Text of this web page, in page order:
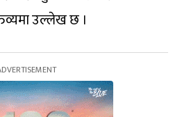
उल्लेख छ ।